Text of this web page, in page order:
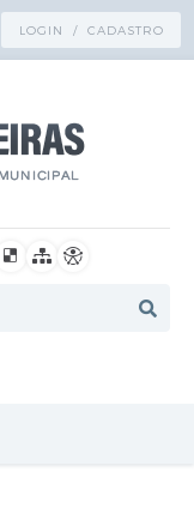
LOGIN / CADASTRO